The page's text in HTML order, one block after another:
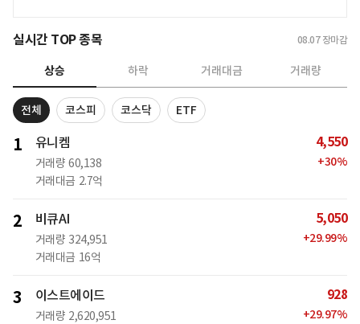
실시간 TOP 종목 08.07 장마감
상승 하락 거래대금 거래량
전체 코스피 코스닥 ETF
1 유니켐
거래량 60,138
거래대금 2.7억
4,550
+30%
2 비큐AI
거래량 324,951
거래대금 16억
5,050
+29.99%
3 이스트에이드
거래량 2,620,951
928
+29.97%